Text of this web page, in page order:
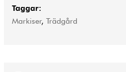
Taggar:
Markiser, Trädgård